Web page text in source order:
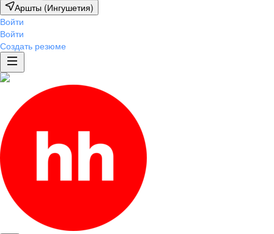
Аршты (Ингушетия)
Войти
Войти
Создать резюме